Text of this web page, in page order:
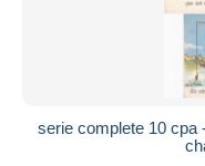
serie complete 10 cpa